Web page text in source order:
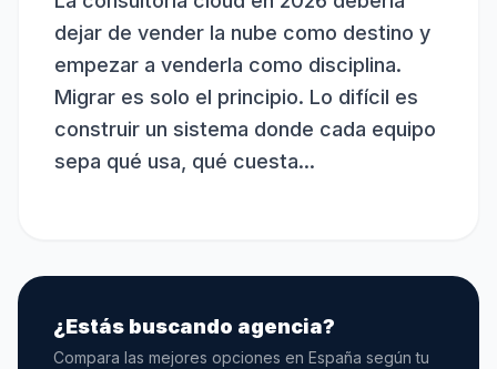
dejar de vender la nube como destino y
empezar a venderla como disciplina.
Migrar es solo el principio. Lo difícil es
construir un sistema donde cada equipo
sepa qué usa, qué cuesta...
¿Estás buscando agencia?
Compara las mejores opciones en España según tu